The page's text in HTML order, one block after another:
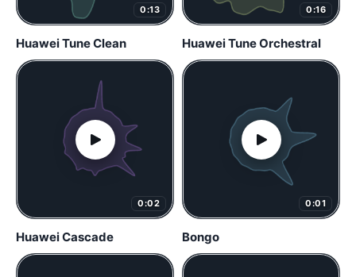
0:13
Huawei Tune Clean
0:16
Huawei Tune Orchestral
0:02
Huawei Cascade
0:01
Bongo